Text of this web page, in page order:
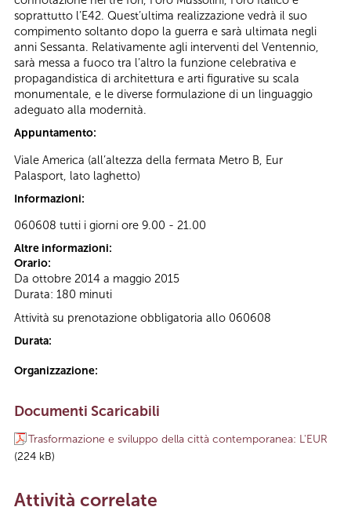
soprattutto l’E42. Quest’ultima realizzazione vedrà il suo
compimento soltanto dopo la guerra e sarà ultimata negli
anni Sessanta. Relativamente agli interventi del Ventennio,
sarà messa a fuoco tra l’altro la funzione celebrativa e
propagandistica di architettura e arti figurative su scala
monumentale, e le diverse formulazione di un linguaggio
adeguato alla modernità.
Appuntamento:
Viale America (all’altezza della fermata Metro B, Eur
Palasport, lato laghetto)
Informazioni:
060608 tutti i giorni ore 9.00 - 21.00
Altre informazioni:
Orario:
Da ottobre 2014 a maggio 2015
Durata: 180 minuti
Attività su prenotazione obbligatoria allo 060608
Durata:
Organizzazione:
Documenti Scaricabili
Trasformazione e sviluppo della città contemporanea: L'EUR
(224 kB)
Attività correlate